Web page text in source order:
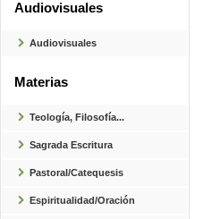
Audiovisuales
Audiovisuales
Materias
Teología, Filosofía...
Sagrada Escritura
Pastoral/Catequesis
Espiritualidad/Oración